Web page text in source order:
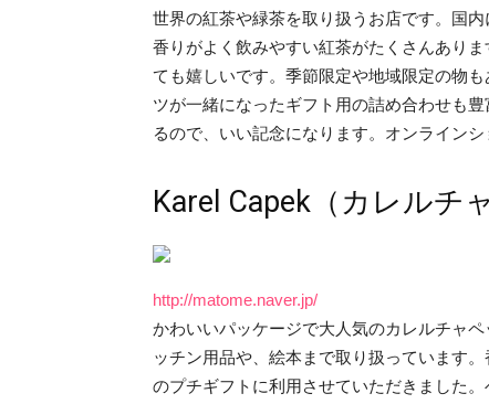
世界の紅茶や緑茶を取り扱うお店です。国
香りがよく飲みやすい紅茶がたくさんあり
ても嬉しいです。季節限定や地域限定の物
ツが一緒になったギフト用の詰め合わせも
るので、いい記念になります。オンラインシ
Karel Capek（カレルチ
http://matome.naver.jp/
かわいいパッケージで大人気のカレルチャ
ッチン用品や、絵本まで取り扱っています
のプチギフトに利用させていただきました